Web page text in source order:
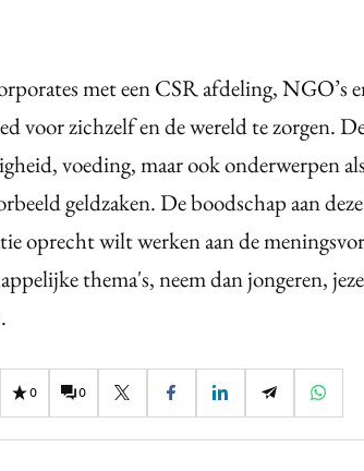
met een CSR afdeling, NGO’s
voor zichzelf en de wereld te zorgen.
voeding, maar ook onderwerpen
geldzaken.De boodschap aan
oprecht wilt werken aan de
thema's, neem dan jongeren,
0 0